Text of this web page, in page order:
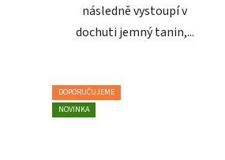
následně vystoupí v
dochuti jemný tanin,...
DOPORUČUJEME
NOVINKA